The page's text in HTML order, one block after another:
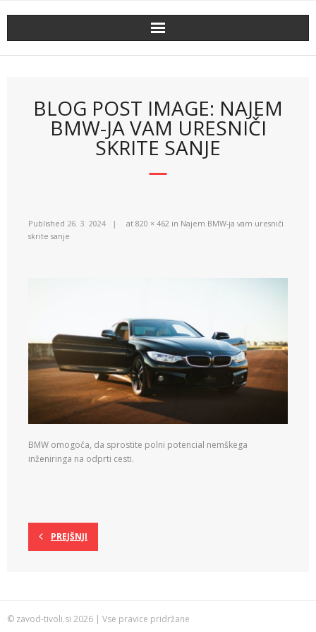
BLOG POST IMAGE: NAJEM
BMW-JA VAM URESNIČI
SKRITE SANJE
Published 26. 3. 2024 at 820 × 462 in Najem BMW-ja vam uresniči
skrite sanje
BMW omogoča, da sprostite polni potencial nemškega
inženiringa na odprti cesti.
PREJŠNJI
© zavod-tivoli.si 2026 | Vse pravice pridržane